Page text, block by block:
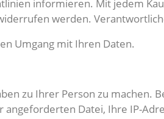
informieren. Mit jedem
werden.
Umgang mit Ihren Daten.
zu Ihrer Person zu
angeforderten Datei, Ihre IP-